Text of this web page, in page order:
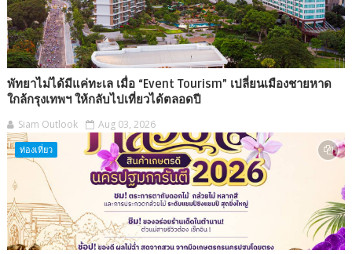
พัทยาไม่ได้มีแค่ทะเล เมื่อ “Event Tourism” เปลี่ยนเมืองชายหาด
ใกล้กรุงเทพฯ ให้กลับไปเที่ยวได้ตลอดปี
Siam Outlook Aug 03, 2026
ท่องเที่ยว